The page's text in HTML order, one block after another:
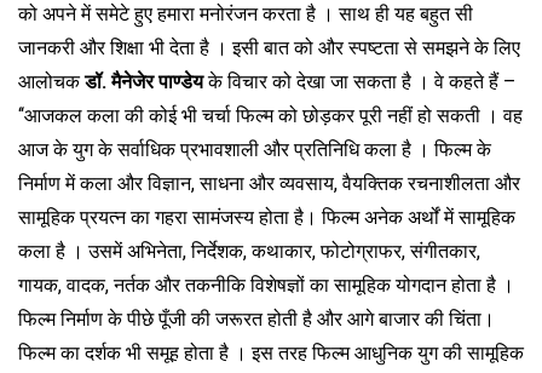
को अपने में समेटे हुए हमारा मनोरंजन करता है । साथ ही यह बहुत सी
जानकरी और शिक्षा भी देता है । इसी बात को और स्पष्टता से समझने के लिए
आलोचकडॉ. मैनेजेर पाण्डेयके विचार को देखा जा सकता है । वे कहते हैं –
‘‘आजकल कला की कोई भी चर्चा फिल्म को छोड़कर पूरी नहीं हो सकती । वह
आज के युग के सर्वाधिक प्रभावशाली और प्रतिनिधि कला है । फिल्म के
निर्माण में कला और विज्ञान, साधना और व्यवसाय, वैयक्तिक रचनाशीलता और
सामूहिक प्रयत्न का गहरा सामंजस्य होता है। फिल्म अनेक अर्थों में सामूहिक
कला है । उसमें अभिनेता, निर्देशक, कथाकार, फोटोग्राफर, संगीतकार,
गायक, वादक, नर्तक और तकनीकि विशेषज्ञों का सामूहिक योगदान होता है ।
फिल्म निर्माण के पीछे पूँजी की जरूरत होती है और आगे बाजार की चिंता।
फिल्म का दर्शक भी समूह होता है । इस तरह फिल्म आधुनिक युग की सामूहिक